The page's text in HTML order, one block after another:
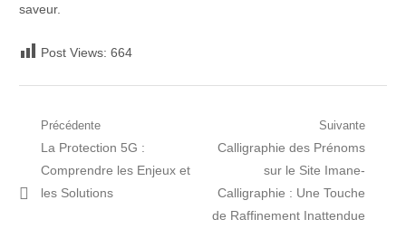
saveur.
Post Views: 664
Navigation
l’article
Précédente
Post
précédent:
La Protection 5G :
Comprendre les Enjeux et
les Solutions
Suivante
Prochain
Calligraphie des Prénoms
sur le Site Imane-
Calligraphie : Une Touche
de Raffinement Inattendue